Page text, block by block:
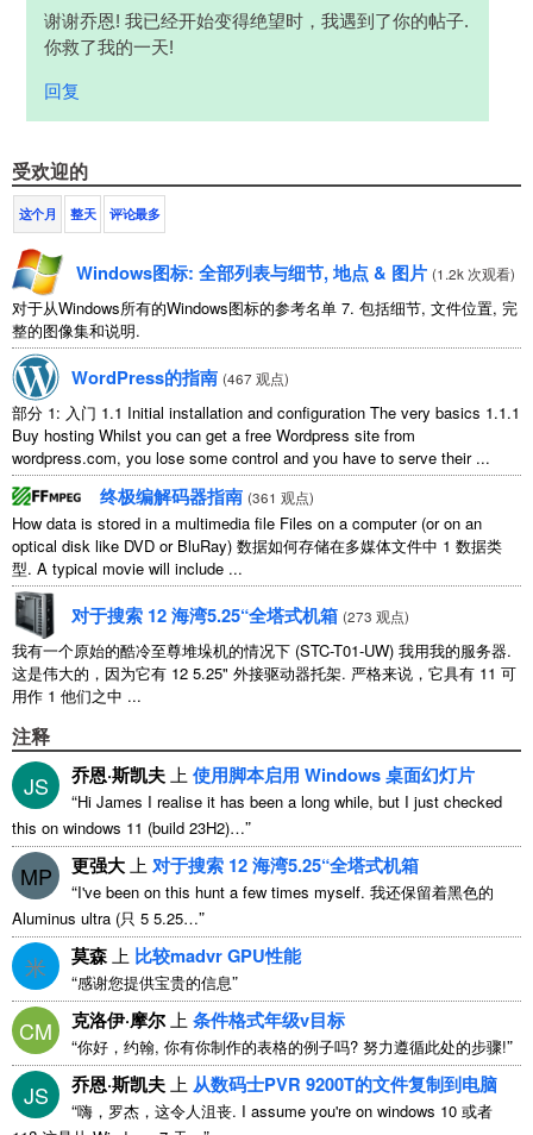
谢谢乔恩! 我已经开始变得绝望时，我遇到了你的帖子.
你救了我的一天!
回复
受欢迎的
这个月 整天 评论最多
Windows图标: 全部列表与细节, 地点 & 图片 (1.2k 次观看)
对于从Windows所有的Windows图标的参考名单 7. 包括细节, 文件位置, 完
整的图像集和说明.
WordPress的指南 (467 观点)
部分 1: 入门 1.1 Initial installation and configuration The very basics 1.1.1
Buy hosting Whilst you can get a free Wordpress site from
wordpress.com, you lose some control and you have to serve their...
终极编解码器指南 (361 观点)
How data is stored in a multimedia file Files on a computer(or on an
optical disk like DVD or BluRay) 数据如何存储在多媒体文件中 1 数据类
型. A typical movie will include ...
对于搜索 12 海湾5.25“全塔式机箱 (273 观点)
我有一个原始的酷冷至尊堆垛机的情况下 (STC-T01-UW) 我用我的服务器.
这是伟大的，因为它有 12 5.25" 外接驱动器托架. 严格来说，它具有 11 可
用作 1 他们之中 ...
注释
JS 乔恩·斯凯夫 上 使用脚本启用 Windows 桌面幻灯片
“Hi James I realise it has been a long while, but I just checked
this on windows 11 (build 23H2)…”
MP 更强大 上 对于搜索 12 海湾5.25“全塔式机箱
“I've been on this hunt a few times myself. 我还保留着黑色的
Aluminus ultra (只 5 5.25…”
米 莫森 上 比较madvr GPU性能
“感谢您提供宝贵的信息”
CM 克洛伊·摩尔 上 条件格式年级v目标
“你好，约翰, 你有你制作的表格的例子吗? 努力遵循此处的步骤!”
JS 乔恩·斯凯夫 上 从数码士PVR 9200T的文件复制到电脑
“嗨，罗杰，这令人沮丧. I assume you're on windows 10 或者